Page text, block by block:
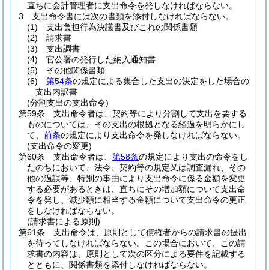
直ちに会計管理者に支出命令を発しなければならない。
3
支出命令書には次の書類を添付しなければならない。
(1)
支出負担行為決議書及びこれの関係書類
(2)
請求書
(3)
支出調書
(4)
官公署の発行した納入通知書
(5)
その他関係書類
(6)
第54条の規定による集合した支出の決定をした場合の
支出内訳書
(分割支出の支出命令)
第59条
支出命令者は、契約等により分割して支出を要する
ものについては、その支出の根拠となる経過を明らかにし
て、 前条の規定により支出命令を発しなければならない。
(支出命令の変更)
第60条
支出命令者は、 第58条の規定により支出の命令をし
たのちにおいて、法令、契約等の規定又は調査漏れ、その
他の過誤等、特別の事由により支出命令に係る金額を変更
する必要があるときは、直ちにその増加額について支出命
令を発し、減少額に相当する金額について支出命令の更正
をしなければならない。
(請求書による原則)
第61条
支出命令は、原則として債権者からの請求書の提出
を待ってしなければならない。
この場合において、この請
求書の内容は、原則として次の区分による要件を記載する
とともに、関係書類を添付しなければならない。